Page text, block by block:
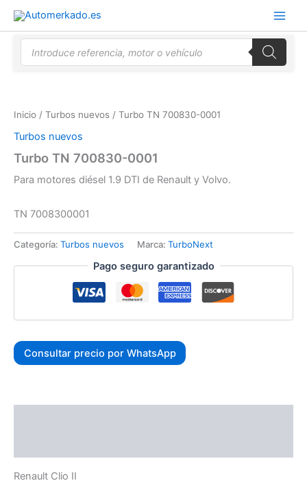
contenido
Búsqueda
Inicio / Turbos nuevos / Turbo TN 700830-0001
Turbos nuevos
Turbo TN 700830-0001
Para motores diésel 1.9 DTI de Renault y Volvo.
TN 7008300001
Categoría: Turbos nuevos Marca: TurboNext
Pago seguro garantizado
Consultar precio por WhatsApp
Renault Clio II